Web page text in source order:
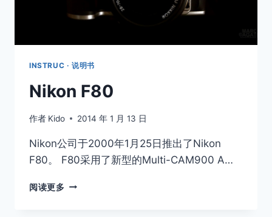
INSTRUC · 说明书
Nikon F80
作者 Kido 2014 年 1 月 13 日
Nikon公司于2000年1月25日推出了Nikon
F80。 F80采用了新型的Multi-CAM900 A…
阅读更多 NIKON